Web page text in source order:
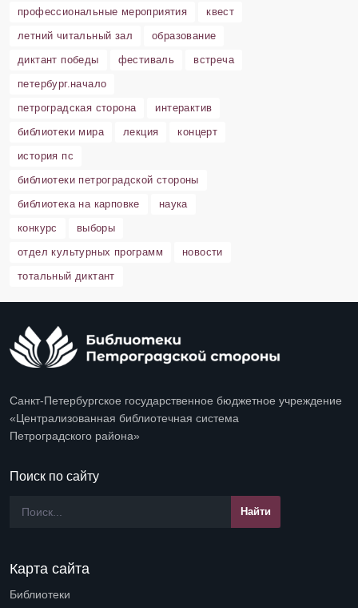
профессиональные мероприятия
квест
летний читальный зал
образование
диктант победы
фестиваль
встреча
петербург.начало
петроградская сторона
интерактив
библиотеки мира
лекция
концерт
история пс
библиотеки петроградской стороны
библиотека на карповке
наука
конкурс
выборы
отдел культурных программ
новости
тотальный диктант
Санкт-Петербургское государственное бюджетное учреждение
«Централизованная библиотечная система
Петроградского района»
Поиск по сайту
Карта сайта
Библиотеки